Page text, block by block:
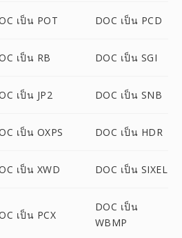
เป็น POT DOC เป็น PCD
เป็น RB DOC เป็น SGI
เป็น JP2 DOC เป็น SNB
เป็น OXPS DOC เป็น HDR
เป็น XWD DOC เป็น SIXEL
เป็น PCX
DOC เป็น
WBMP